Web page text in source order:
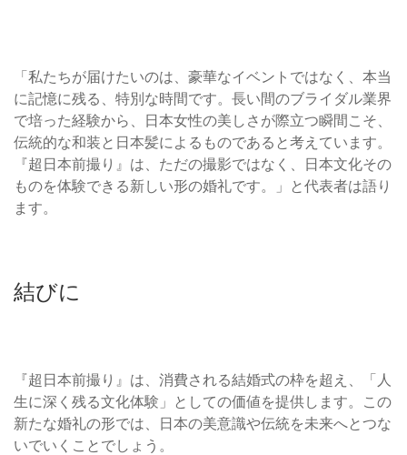
「私たちが届けたいのは、豪華なイベントではなく、本当
に記憶に残る、特別な時間です。長い間のブライダル業界
で培った経験から、日本女性の美しさが際立つ瞬間こそ、
伝統的な和装と日本髪によるものであると考えています。
『超日本前撮り』は、ただの撮影ではなく、日本文化その
ものを体験できる新しい形の婚礼です。」と代表者は語り
ます。
結びに
『超日本前撮り』は、消費される結婚式の枠を超え、「人
生に深く残る文化体験」としての価値を提供します。この
新たな婚礼の形では、日本の美意識や伝統を未来へとつな
いでいくことでしょう。